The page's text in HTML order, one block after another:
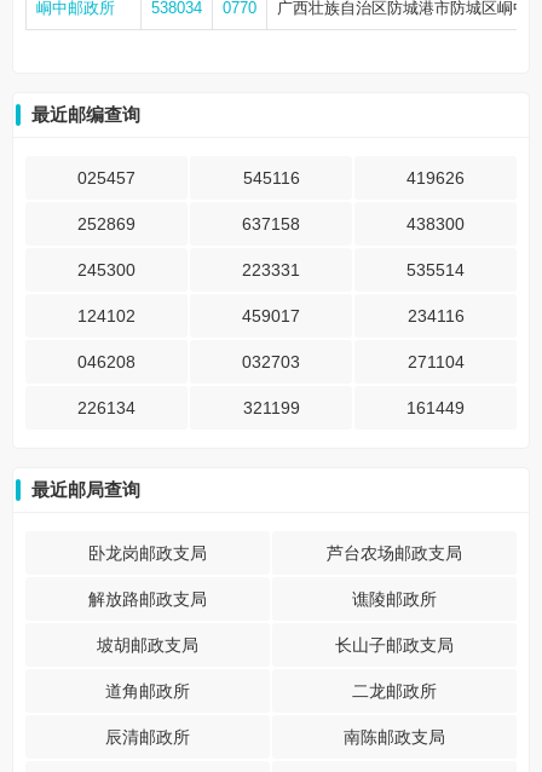
峒中邮政所 538034 0770 广西壮族自治区防城港市防城区峒中
最近邮编查询
025457 545116 419626
252869 637158 438300
245300 223331 535514
124102 459017 234116
046208 032703 271104
226134 321199 161449
最近邮局查询
卧龙岗邮政支局 芦台农场邮政支局
解放路邮政支局 谯陵邮政所
坡胡邮政支局 长山子邮政支局
道角邮政所 二龙邮政所
辰清邮政所 南陈邮政支局